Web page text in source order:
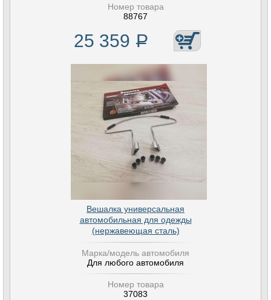
Номер товара
88767
25 359 Р
Вешалка универсальная
автомобильная для одежды
(нержавеющая сталь)
Марка/модель автомобиля
Для любого автомобиля
Номер товара
37083